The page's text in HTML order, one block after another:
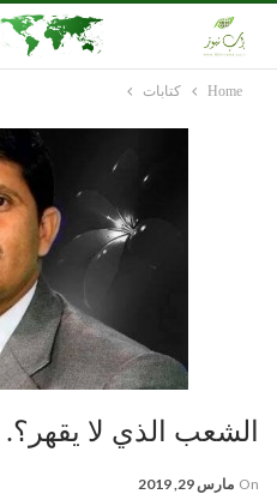
Home كتابات
الشعب الذي لا يقهر؟.
On مارس 29, 2019